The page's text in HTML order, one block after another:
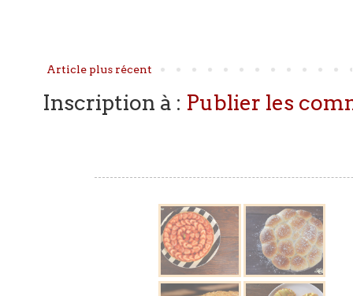
Article plus récent
Inscription à : Publier les